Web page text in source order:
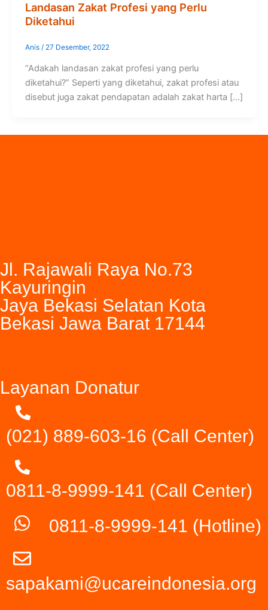
Landasan Zakat Profesi yang Perlu
Diketahui
Anis / 27 Desember, 2022
“Adakah landasan zakat profesi yang perlu
diketahui?” Seperti yang diketahui, zakat profesi atau
disebut juga zakat pendapatan adalah zakat harta […]
Jl. Rajawali Raya No.73
Kayuringin
Jaya Bekasi Selatan Kota
Bekasi Jawa Barat 17144
Layanan Donatur
(021) 889-603-16 (Call Center)
0811-8-9999-141 (Call Center)
0811-8-9999-141 (Hotline)
sapakami@ucareindonesia.org